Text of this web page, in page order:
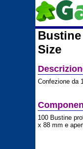
Bustine
Size
100 Bustine
x 88 mm e